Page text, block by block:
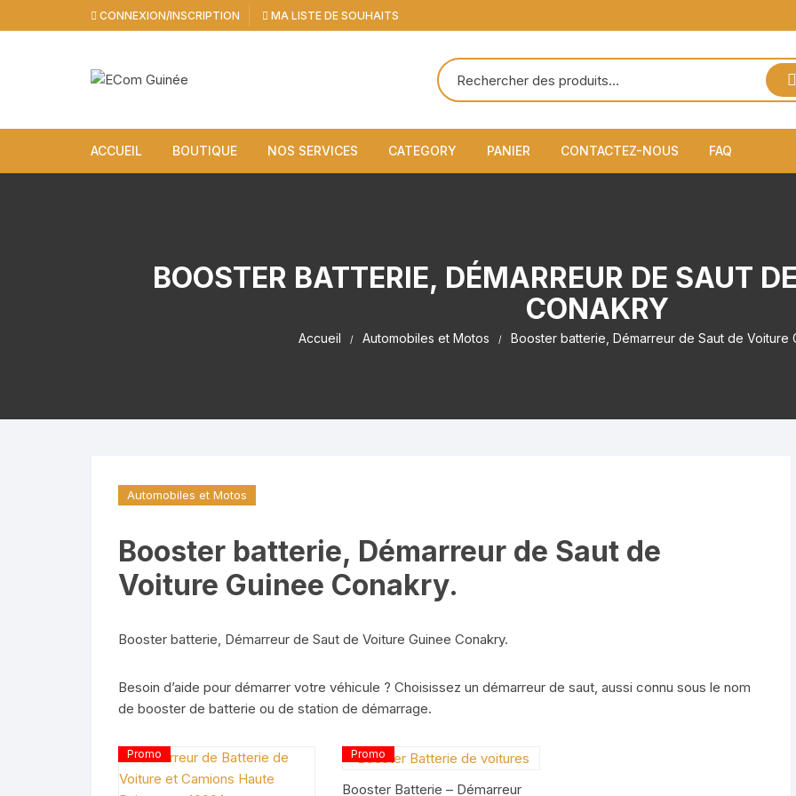
au
CONNEXION/INSCRIPTION MA LISTE DE SOUHAITS
ACCUEIL BOUTIQUE NOS SERVICES CATEGORY
Électronique
Lampes anti-moustique
PANIER CONTACTEZ-NOUS FAQ
Conditions
Politique de
BOOSTER BATTERIE, DÉMARREUR DE SAUT
CONAKRY
Accueil Automobiles et Motos Booster batterie, Démarreur de Saut de Voiture
Automobiles et Motos
Booster batterie, Démarreur de Saut de
Voiture Guinee Conakry.
Booster batterie, Démarreur de Saut de Voiture Guinee Conakry.
Besoin d’aide pour démarrer votre véhicule ? Choisissez un démarreur de saut, aussi connu sous le nom
de booster de batterie ou de station de démarrage.
Promo Produit
En
Promotion
Promo Produit
En
Promotion
Booster Batterie – Démarreur